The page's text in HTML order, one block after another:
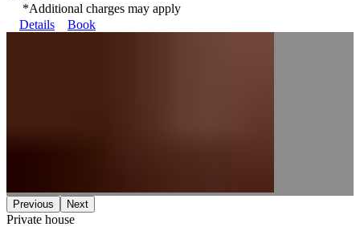
*Additional charges may apply
Details
Book
Previous Next
Private house